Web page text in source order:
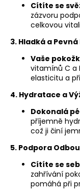
Cítíte se
zázvoru
celkovou
3. Hladká a
Vaše
vitamínů C a
elasticitu a
4. Hydratace a
Dokonalá
příjemně
což ji činí
5. Podpora
Cítíte se
zahřívání
pomáhá při